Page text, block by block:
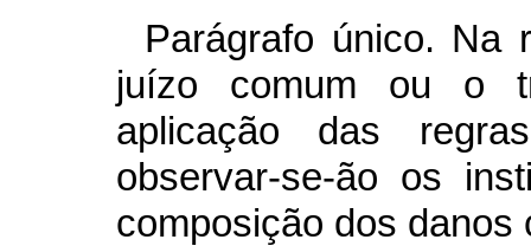
Parágrafo único. Na
juízo comum ou o
aplicação das
observar-se-ão os
composição dos danos